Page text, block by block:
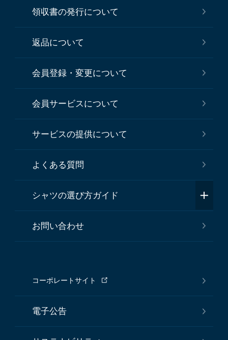
領収書の発行について
返品について
会員登録・変更について
会員サービスについて
サービスの提供について
よくある質問
シャツの選び方ガイド
お問い合わせ
コーポレートサイト
電子公告